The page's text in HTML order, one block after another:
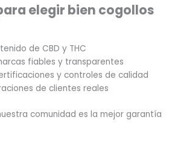
elegir bien cogollos
de CBD y THC
fiables y transparentes
y controles de calidad
de clientes reales
comunidad es la mejor garantía